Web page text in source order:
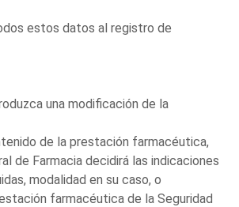
estos datos al registro de
una modificación de la
de la prestación farmacéutica,
de Farmacia decidirá las indicaciones
modalidad en su caso, o
farmacéutica de la Seguridad